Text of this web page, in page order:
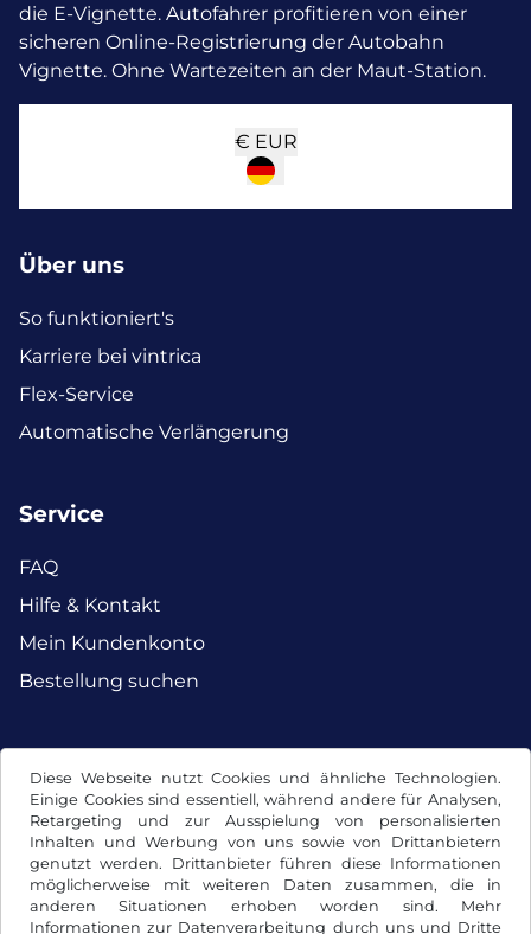
Diese Webseite nutzt Cookies und ähnliche Technologien.
Einige Cookies sind essentiell, während andere für Analysen,
Retargeting und zur Ausspielung von personalisierten
Inhalten und Werbung von uns sowie von Drittanbietern
genutzt werden. Drittanbieter führen diese Informationen
möglicherweise mit weiteren Daten zusammen, die in
anderen Situationen erhoben worden sind. Mehr
Informationen zur Datenverarbeitung durch uns und Dritte
die E-Vignette. Autofahrer profitieren von einer
sicheren Online-Registrierung der Autobahn
Vignette. Ohne Wartezeiten an der Maut-Station.
€ EUR
Über uns
So funktioniert's
Karriere bei vintrica
Flex-Service
Automatische Verlängerung
Service
FAQ
Hilfe & Kontakt
Mein Kundenkonto
Bestellung suchen